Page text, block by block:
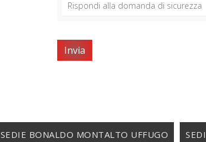
Invia
SEDIE BONALDO MONTALTO UFFUGO